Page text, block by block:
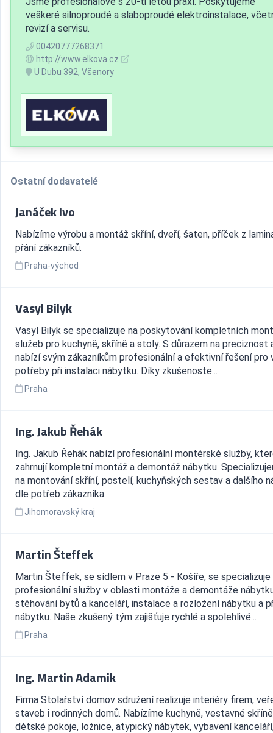
veškeré silnoproudé a slaboproudé elektroinstalace,
revizí a servisu.
00420777268371
http://www.elkova.cz
U Dubu 392, Všenory
Ostatní dodavatelé
Janáček Ivo
Nabízíme výrobu a montáž skříní, dveří, šaten, příček z
přání zákazníků.
Praha-východ
Vasyl Bilyk
Vasyl Bilyk se specializuje na poskytování kompletních
služeb pro kuchyně, skříně a stoly. S důrazem na preciznost
nabízí svým zákazníkům profesionální a efektivní řešení pro
potřeby při instalaci nábytku. Díky zkušenoste...
Praha
Ing. Jakub Řehák
Ing. Jakub Řehák nabízí profesionální montérské služby,
zahrnují kompletní montáž a demontáž nábytku.
na montování skříní, postelí, kuchyňských sestav a dalšího
dle potřeb zákazníka.
Jihomoravský kraj
Martin Šteffek
Martin Šteffek, se sídlem v Praze 5 - Košíře, se specializuje
profesionální služby v oblasti montáže a demontáže
stěhování bytů a kanceláří, instalace a rozložení nábytku a
nábytku. Naše zkušený tým zajišťuje rychlé a spolehlivé...
Praha
Ing. Martin Adamik
Firma Stolařství domov sdružení realizuje interiéry firem,
staveb i rodinných domů. Nabízíme kuchyně, vestavné
dětské pokoje, ložnice, atypický nábytek, vybavení